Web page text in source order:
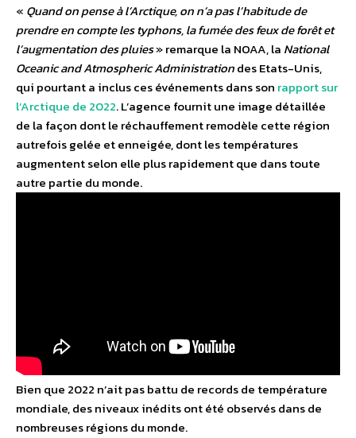
« Quand on pense à l’Arctique, on n’a pas l’habitude de
prendre en compte les typhons, la fumée des feux de forêt et
l’augmentation des pluies» remarque la NOAA, la National
Oceanic and Atmospheric Administrationdes Etats-Unis,
qui pourtant a inclus ces événements dans son rapport sur
l’Arctique de 2022. L’agence fournit une image détaillée
de la façon dont le réchauffement remodèle cette région
autrefois gelée et enneigée, dont les températures
augmentent selon elle plus rapidement que dans toute
autre partie du monde.
Bien que 2022 n’ait pas battu de records de température
mondiale, des niveaux inédits ont été observés dans de
nombreuses régions du monde.